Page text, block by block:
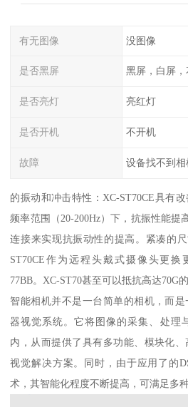
有无图像 没图像
是否黑屏 黑屏，白屏，
是否亮灯 亮红灯
是否开机 不开机
故障 设备找不到相
的振动和冲击特性：XC-ST70CE具有
频率范围（20-200Hz）下，抗振性能提
连接来实现抗振动性的提高。紧凑的
ST70CE作为远程头戴式摄像头更换
77BB。XC-ST70甚至可以抵抗高达70G的
智能相机并不是一台简单的相机，而
器视觉系统。它将图像的采集、处理
内，从而提供了具有多功能、模块化
视觉解决方案。同时，由于应用了的
术，其智能化程度不断提高，可满足多